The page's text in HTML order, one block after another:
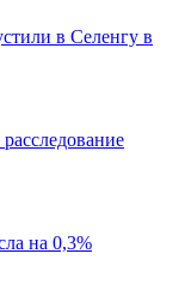
в Селенгу в
на 0,3%